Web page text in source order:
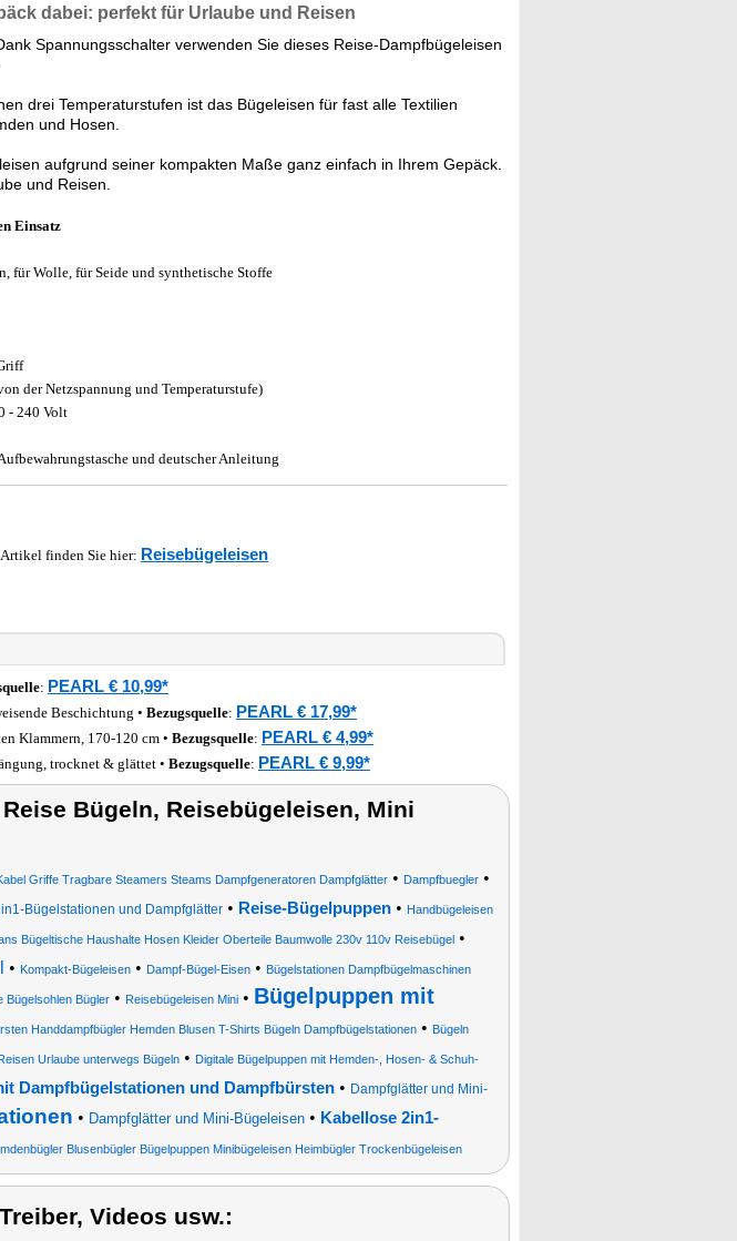
dabei: perfekt für Urlaube und Reisen
Spannungsschalter verwenden Sie dieses Reise-Dampfbügeleisen
drei Temperaturstufen ist das Bügeleisen für fast alle Textilien
und Hosen.
aufgrund seiner kompakten Maße ganz einfach in Ihrem Gepäck.
und Reisen.
Einsatz
für Wolle, für Seide und synthetische Stoffe
der Netzspannung und Temperaturstufe)
- 240 Volt
und deutscher Anleitung
finden Sie hier: Reisebügeleisen
: PEARL € 10,99*
Beschichtung • Bezugsquelle: PEARL € 17,99*
Klammern, 170-120 cm • Bezugsquelle: PEARL € 4,99*
trocknet & glättet • Bezugsquelle: PEARL € 9,99*
Bügeln, Reisebügeleisen, Mini
Griffe Tragbare Steamers Steams Dampfgeneratoren Dampfglätter• Dampfbuegler•
Bügelstationen und Dampfglätter • Reise-Bügelpuppen • Handbügeleisen
Bügeltische Haushalte Hosen Kleider Oberteile Baumwolle 230v 110v Reisebügel •
• Kompakt-Bügeleisen • Dampf-Bügel-Eisen • Bügelstationen Dampfbügelmaschinen
Bügelsohlen Bügler• Reisebügeleisen Mini• Bügelpuppen mit
Handdampfbügler Hemden Blusen T-Shirts Bügeln Dampfbügelstationen• Bügeln
Urlaube unterwegs Bügeln • Digitale Bügelpuppen mit Hemden-, Hosen- & Schuh-
Dampfbügelstationen und Dampfbürsten• Dampfglätter und Mini-
• Dampfglätter und Mini-Bügeleisen • Kabellose 2in1-
Blusenbügler Bügelpuppen Minibügeleisen Heimbügler Trockenbügeleisen
Videos usw.: